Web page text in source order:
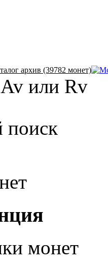
архив (39782 монет)
или Rv
поиск
монет